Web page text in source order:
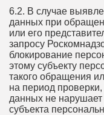
6.2. В случае
данных при
или его
запросу
блокирование
этому субъекту
такого обращения
на период
данных не
субъекта